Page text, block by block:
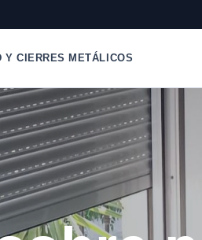
Y CIERRES METÁLICOS